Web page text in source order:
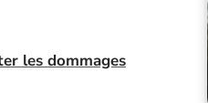
les dommages